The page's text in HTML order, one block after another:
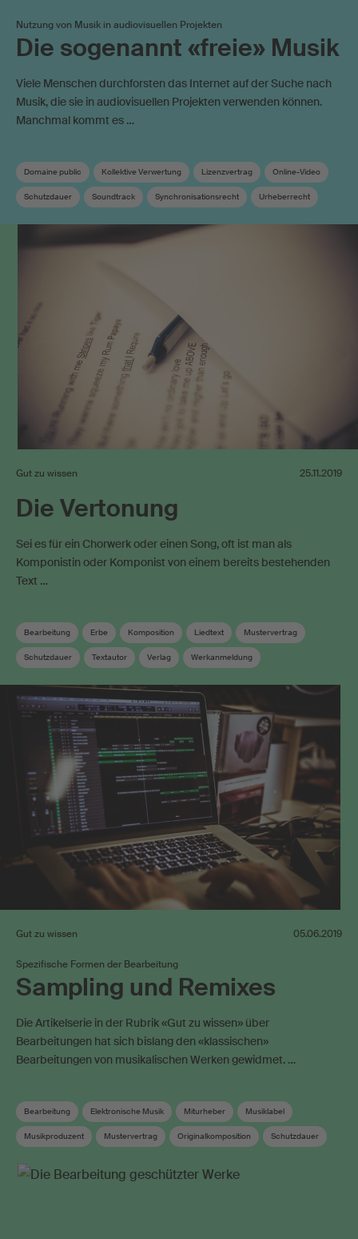
Nutzung von Musik in audiovisuellen Projekten
Die sogenannt «freie» Musik
Viele Menschen durchforsten das Internet auf der Suche nach
Musik, die sie in audiovisuellen Projekten verwenden können.
Manchmal kommt es …
Domaine public Kollektive Verwertung Lizenzvertrag Online-Video
Schutzdauer Soundtrack Synchronisationsrecht Urheberrecht
Gut zu wissen 25.11.2019
Die Vertonung
Sei es für ein Chorwerk oder einen Song, oft ist man als
Komponistin oder Komponist von einem bereits bestehenden
Text …
Bearbeitung Erbe Komposition Liedtext Mustervertrag
Schutzdauer Textautor Verlag Werkanmeldung
Gut zu wissen 05.06.2019
Spezifische Formen der Bearbeitung
Sampling und Remixes
Die Artikelserie in der Rubrik «Gut zu wissen» über
Bearbeitungen hat sich bislang den «klassischen»
Bearbeitungen von musikalischen Werken gewidmet. …
Bearbeitung Elektronische Musik Miturheber Musiklabel
Musikproduzent Mustervertrag Originalkomposition Schutzdauer